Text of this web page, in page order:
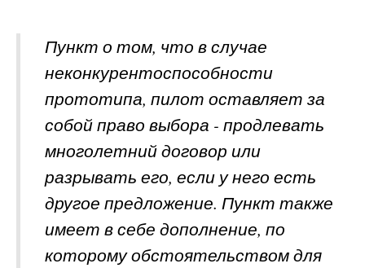
Пункт о том, что в случае
неконкурентоспособности
прототипа, пилот оставляет за
собой право выбора - продлевать
многолетний договор или
разрывать его, если у него есть
другое предложение. Пункт также
имеет в себе дополнение, по
которому обстоятельством для